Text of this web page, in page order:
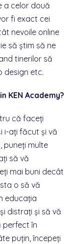
a celor două
fi exact cei
nevoile online
să știm să ne
tinerilor să
design etc.
KEN Academy?
că faceți
i-ați făcut și vă
puneți multe
să vă
mai buni decât
o să vă
educația
distrați și să vă
perfect în
puțin, începeți